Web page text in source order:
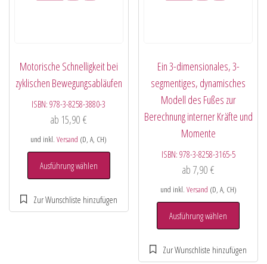
Motorische Schnelligkeit bei
zyklischen Bewegungsabläufen
ISBN:978-3-8258-3880-3
ab 15,90€
und inkl.Versand (D, A, CH)
Ausführung wählen
Ein 3-dimensionales, 3-
segmentiges, dynamisches
Modell des Fußes zur
Berechnung interner Kräfte und
Momente
ISBN: 978-3-8258-3165-5
ab 7,90€
und inkl. Versand (D, A, CH)
Ausführung wählen